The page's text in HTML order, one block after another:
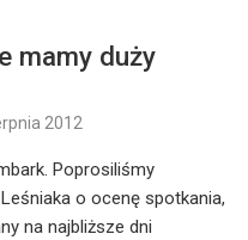
mamy duży
2012
Poprosiliśmy
o ocenę spotkania,
na najbliższe dni